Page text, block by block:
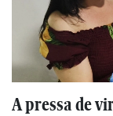
A pressa de